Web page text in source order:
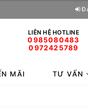
LIÊN HỆ HOTLINE
0985080483
0972425789
MÃI TƯ VẤN